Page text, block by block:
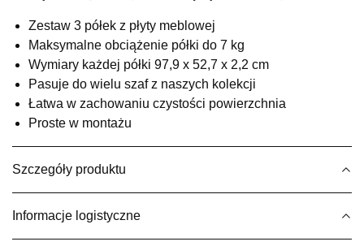
UL.RZEMIEŚLNICZA 6
66-470 KOSTRZYN NAD ODRĄ
Nr tel.
507103199
Godziny otwarcia
Pn-Pt: 10:00-18:00, Sb: 10:00-14:00
199,00 zł
Zestaw 3 półek z płyty meblowej
Maksymalne obciążenie półki do 7 kg
Wymiary każdej półki 97,9 x 52,7 x 2,2 cm
Pasuje do wielu szaf z naszych kolekcji
Łatwa w zachowaniu czystości powierzchnia
Proste w montażu
Szczegóły produktu
Informacje logistyczne